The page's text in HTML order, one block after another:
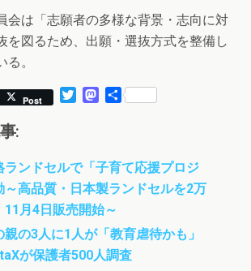
は「志願者の多様な背景・志向に対
を図るため、出願・選抜方式を整備し
。
Post
t
e
r
M
o
d
o
n
共
:
ランドセルで「子育て応援プロジ
～高品質・日本製ランドセルを2万
11月4日販売開始～
の3人に1人が「教育虐待かも」
が保護者500人調査